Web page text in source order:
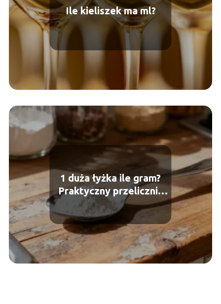
Ile kieliszek ma ml?
1 duża łyżka ile gram?
Praktyczny przelicznik
kuchenny